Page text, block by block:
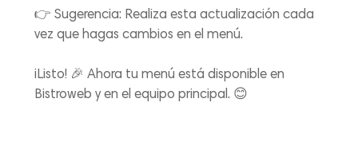
👉Sugerencia: Realiza esta actualización cada
vez que hagas cambios en el menú.
¡Listo! 🎉 Ahora tu menú está disponible en
Bistroweb y en el equipo principal. 😊